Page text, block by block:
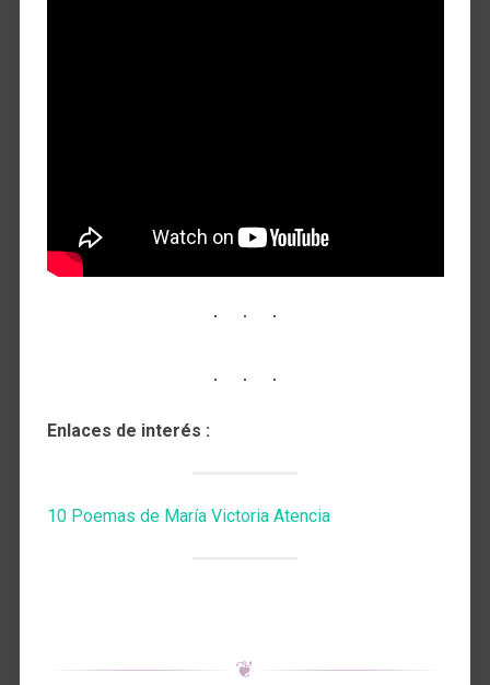
Enlaces de interés :
10 Poemas de María Victoria Atencia
❦